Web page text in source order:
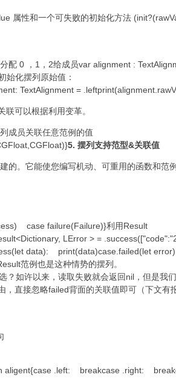
属性和一个可失败的初始化方法
0 ，1，2给成员var alignment :
始化摆列原始值：
TextAlignment =
可以根据利用变革。
成员关联任意范例的值
5. 摆列支持范型&关联值
的。它能使您编写机动、可重用的函数和范
case failure(Failure)}利用Result
LError > =
data): print(data)case.failed(let
范例也是这种情势的摆列。
如许以来，读取失败就会返回nil，但是我
直接忽略failed背面的关联值即可（下文有
aligent{case .left: breakcase .right: